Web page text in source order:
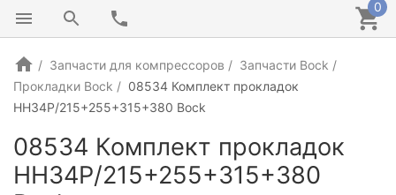
0
Запчасти для компрессоров
Запчасти Bock
Прокладки Bock
08534 Комплект прокладок
HH34P/215+255+315+380 Bock
08534 Комплект прокладок
HH34P/215+255+315+380